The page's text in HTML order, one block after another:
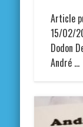
Article
15/02/
Dodon
André …